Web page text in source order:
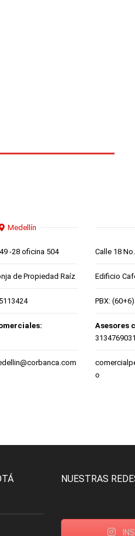
Medellín
-28 oficina 504
de Propiedad Raíz
Calle 18
Edificio
PBX:
Asesores
3134769031
o
NUESTRAS